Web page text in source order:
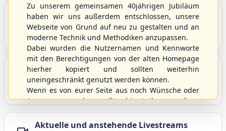
Unser Sport
Grundlagen und Hintergründe zu Baseball, Softball
und Baseball5.
Berichte und Neuigkeiten
Aktuelle Meldungen, Berichte und Nachrichten aus
dem S/HBV, Deutschland und der Welt.
Aktuelle und anstehende Livestreams
Zu unserem gemeinsamen 40jährigen Jubiläum
haben wir uns außerdem entschlossen, unsere
Webseite von Grund auf neu zu gestalten und an
moderne Technik und Methodiken anzupassen.
Dabei wurden die Nutzernamen und Kennworte
mit den Berechtigungen von der alten Homepage
hierher kopiert und sollten weiterhin
uneingeschränkt genutzt werden können.
Wenn es von eurer Seite aus noch Wünsche oder
Anregungen geben sollte, könnt ihr uns diese
gerne an die Verbandsadresseinfo@shbvnet.de
schicken.